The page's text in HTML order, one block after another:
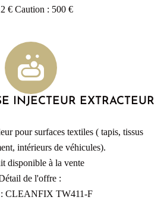
€ Caution : 500 €
INJECTEUR EXTRACTEUR
pour surfaces textiles ( tapis, tissus
intérieurs de véhicules).
disponible à la vente
de l'offre :
CLEANFIX TW411-F